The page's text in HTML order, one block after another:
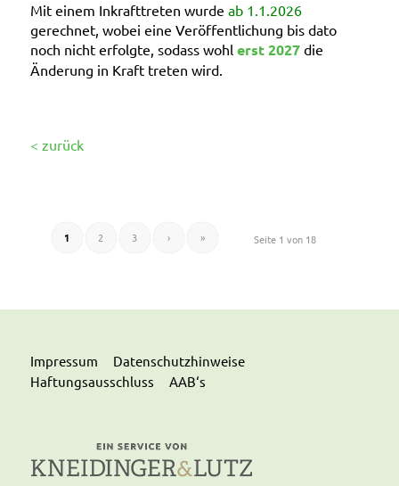
Mit einem Inkrafttreten wurde ab 1.1.2026
gerechnet, wobei eine Veröffentlichung bis dato
noch nicht erfolgte, sodass wohl erst 2027die
Änderung in Kraft treten wird.
< zurück
Seite 1 von 18
1 2 3 › »
Impressum
Datenschutzhinweise
Haftungsausschluss
AAB‘s